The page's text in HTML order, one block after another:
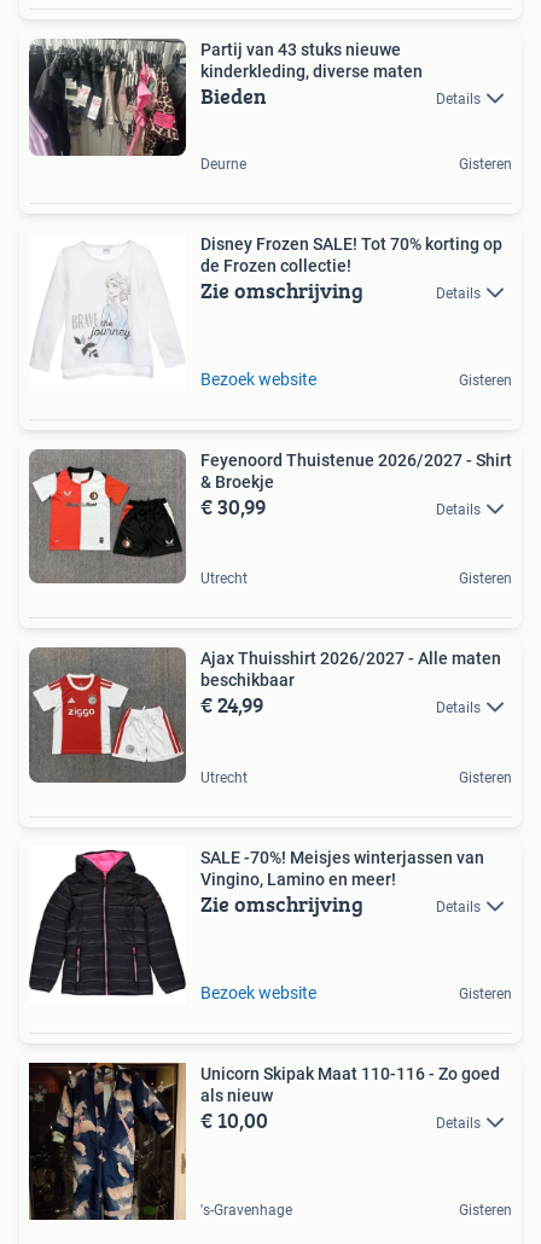
Partij van 43 stuks nieuwe
kinderkleding, diverse maten
Bieden Details
Deurne Gisteren
Disney Frozen SALE! Tot 70% korting op
de Frozen collectie!
Zie omschrijving Details
Bezoek website Gisteren
Feyenoord Thuistenue 2026/2027 - Shirt
& Broekje
€ 30,99 Details
Utrecht Gisteren
Ajax Thuisshirt 2026/2027 - Alle maten
beschikbaar
€ 24,99 Details
Utrecht Gisteren
SALE -70%! Meisjes winterjassen van
Vingino, Lamino en meer!
Zie omschrijving Details
Bezoek website Gisteren
Unicorn Skipak Maat 110-116 - Zo goed
als nieuw
€ 10,00 Details
's-Gravenhage Gisteren